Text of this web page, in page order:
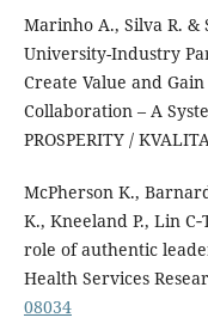
Marinho A., Silva R. &
University-Industry
Create Value and
Collaboration – A
PROSPERITY /
McPherson K.,
K., Kneeland P., Lin
role of authentic
Health Services
08034